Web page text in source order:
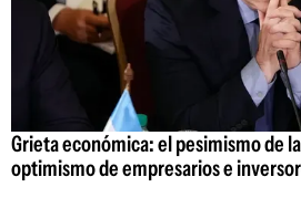
Grieta económica: el pesimismo de
optimismo de empresarios e